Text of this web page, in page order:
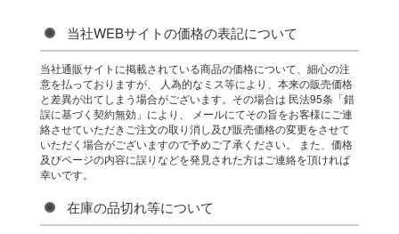
当社WEBサイトの価格の表記について
当社通販サイトに掲載されている商品の価格について、細心の注
意を払っておりますが、 人為的なミス等により、本来の販売価格
と差異が出てしまう場合がございます。その場合は 民法95条「錯
誤に基づく契約無効」により、 メールにてその旨をお客様にご連
絡させていただきご注文の取り消し及び販売価格の変更をさせて
いただく場合がございますので予めご了承ください。 また、価格
及びページの内容に誤りなどを発見された方はご連絡を頂ければ
幸いです。
在庫の品切れ等について